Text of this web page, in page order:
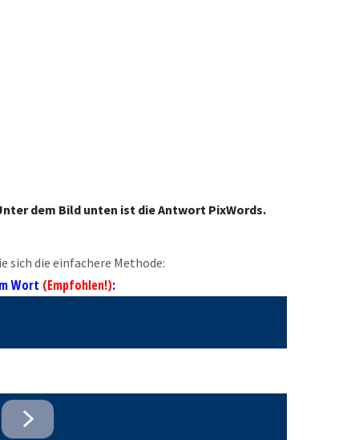
dem Bild unten ist die Antwort PixWords.
sich die einfachere Methode:
Wort (Empfohlen!):